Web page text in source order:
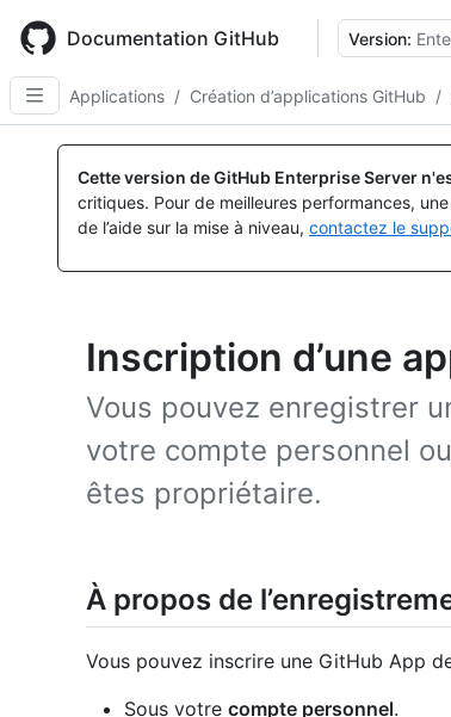
main
content
Documentation GitHub Version:
Applications / Création d’applications GitHub /
Cette version de GitHub Enterprise Server
critiques. Pour de meilleures performances,
de l’aide sur la mise à niveau, contactez le
Inscription d’une
Vous pouvez enregistrer
votre compte personnel
êtes propriétaire.
À propos de
Vous pouvez inscrire une GitHub App
Sous votre compte personnel.